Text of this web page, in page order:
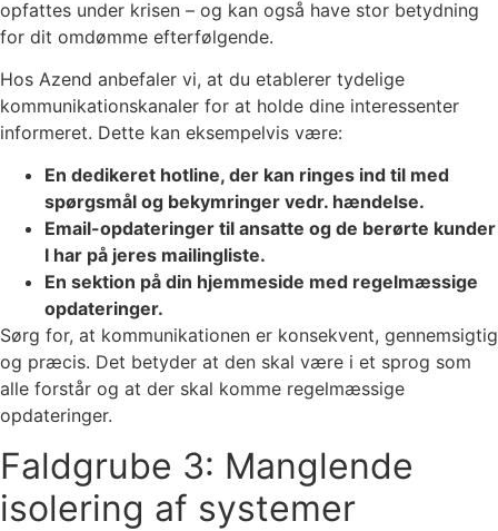
opfattes under krisen – og kan også have stor betydning
for dit omdømme efterfølgende.
Hos Azend anbefaler vi, at du etablerer tydelige
kommunikationskanaler for at holde dine interessenter
informeret. Dette kan eksempelvis være:
En dedikeret hotline, der kan ringes ind til med
spørgsmål og bekymringer vedr. hændelse.
Email-opdateringer til ansatte og de berørte kunder
I har på jeres mailingliste.
En sektion på din hjemmeside med regelmæssige
opdateringer.
Sørg for, at kommunikationen er konsekvent, gennemsigtig
og præcis. Det betyder at den skal være i et sprog som
alle forstår og at der skal komme regelmæssige
opdateringer.
Faldgrube 3: Manglende
isolering af systemer